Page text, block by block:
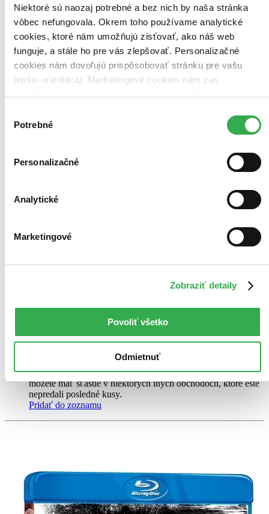
Niektoré sú naozaj potrebné a bez nich by naša stránka
vôbec nefungovala. Okrem toho používame analytické
cookies, ktoré nám umožňujú zisťovať, ako náš web
funguje, a stále ho pre vás zlepšovať. Personalizačné
cookies nám dovoľujú prispôsobovať stránku pre vašu
lepšiu orientáciu. Marketingové cookies nám zas
keby sme mohli používať všetky tieto cookies. Ďakujeme!
súhlasu
Potrebné
Personalizačné
Analytické
Marketingové
Zobraziť detaily
Povoliť všetko
Odmietnuť
Naomie Harris
Forest Whitaker
ďalší
Boxer Billy Hope (Jake Gyllenhaal) je na vrcholu své slávy, má
manželka Maureen (Rachel McAdams) prosí, aby s boxem skončil a
mohl tak trávit více času se svojí dcerou Leilou...
Blu-ray film
Ach, mrzí nás to, z tohto filmu sa už predali všetky kusy a
nemáme ho na sklade my ani distribútor :( Teoreticky však
môžete mať šťastie v niektorých iných obchodoch, ktoré ešte
nepredali posledné kusy.
Pridať do zoznamu